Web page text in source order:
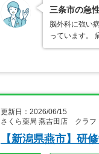
三条市の急
脳外科に強い
っています。
更新日：2026/06/15
さくら薬局 燕吉田店 クラフ
【新潟県燕市】研